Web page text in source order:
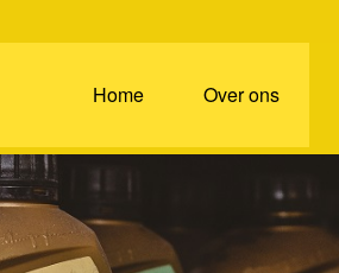
Home Over ons